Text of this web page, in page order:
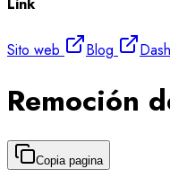
Sito web Blog
Remoción
Copia pagina